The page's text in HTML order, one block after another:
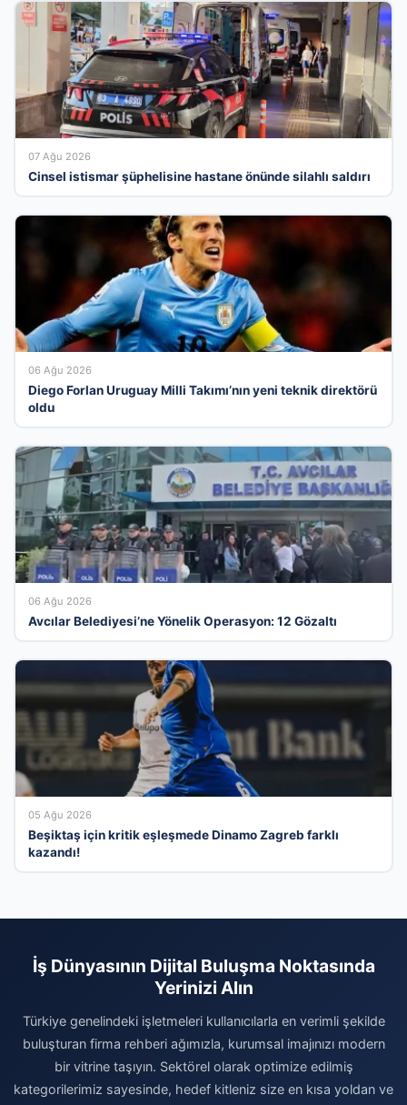
07 Ağu 2026
Cinsel istismar şüphelisine hastane önünde silahlı saldırı
06 Ağu 2026
Diego Forlan Uruguay Milli Takımı’nın yeni teknik direktörü
oldu
06 Ağu 2026
Avcılar Belediyesi’ne Yönelik Operasyon: 12 Gözaltı
05 Ağu 2026
Beşiktaş için kritik eşleşmede Dinamo Zagreb farklı
kazandı!
İş Dünyasının Dijital Buluşma Noktasında
Yerinizi Alın
Türkiye genelindeki işletmeleri kullanıcılarla en verimli şekilde
buluşturan firma rehberi ağımızla, kurumsal imajınızı modern
bir vitrine taşıyın. Sektörel olarak optimize edilmiş
kategorilerimiz sayesinde, hedef kitleniz size en kısa yoldan ve